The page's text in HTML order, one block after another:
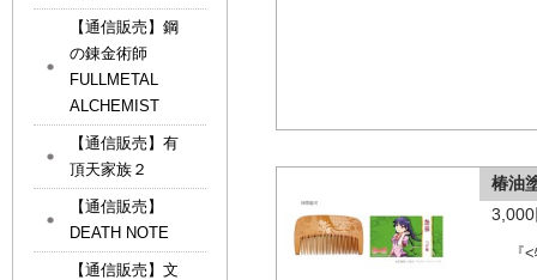
椿油
『
【通信販売】鋼
の錬金術師
FULLMETAL
ALCHEMIST
【通信販売】有
頂天家族２
【通信販売】
DEATH NOTE
【通信販売】文